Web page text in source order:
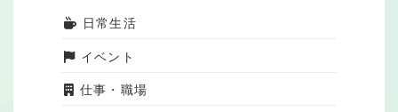
日常生活
イベント
仕事・職場